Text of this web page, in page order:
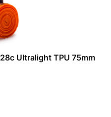
Ultralight TPU 75mm